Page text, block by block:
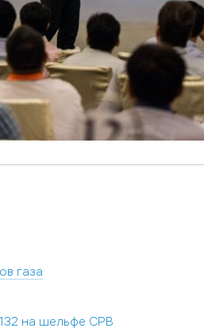
газа
на шельфе СРВ